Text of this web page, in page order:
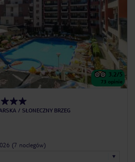
3.2/5
73 opinie
SŁONECZNY BRZEG
(7 noclegów)